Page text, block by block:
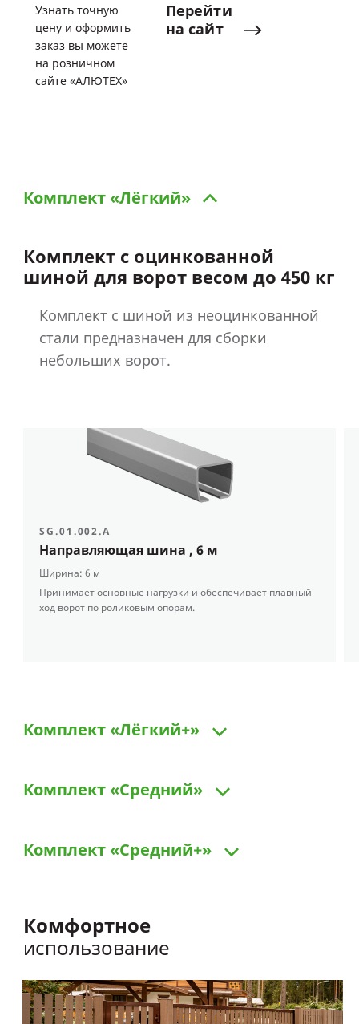
Узнать точную
цену и оформить
заказ вы можете
на розничном
сайте «АЛЮТЕХ»
Перейти
на сайт
Комплект «Лёгкий»
Комплект с оцинкованной
шиной для ворот весом до 450 кг
Комплект с шиной из неоцинкованной
стали предназначен для сборки
небольших ворот.
SG.01.002.A
Направляющая шина , 6 м
Ширина: 6 м
Принимает основные нагрузки и обеспечивает плавный
ход ворот по роликовым опорам.
Комплект «Лёгкий+»
Комплект «Средний»
Комплект «Средний+»
Комфортное
использование